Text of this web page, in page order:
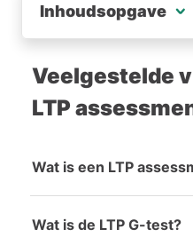
Inhoudsopgave
LTP Abstracte
LTP Cijferreeksen (G-
LTP Figuurreeksen en
LTP Patroon vouwen
LTP Numerieke
LTP Verbale relaties
Veelgestelde
LTP
Wat is een LTP
Wat is de LTP G-test?